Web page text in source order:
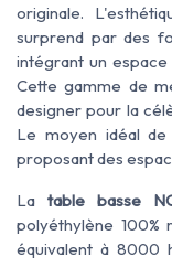
originale.
surprend par des
intégrant un
Cette gamme de
designer pour la
Le moyen idéal
proposant des
La table basse
polyéthylène 100%
équivalent à 8000